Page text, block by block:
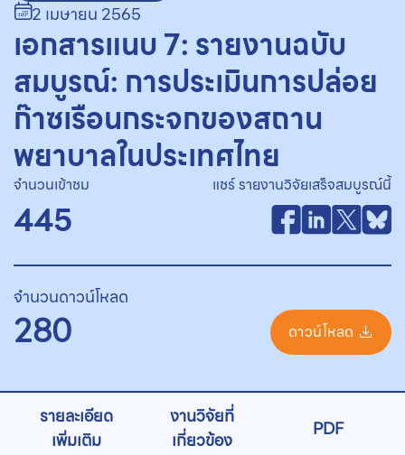
2 เมษายน 2565
เอกสารแนบ 7: รายงานฉบับ
สมบูรณ์: การประเมินการปล่อย
ก๊าซเรือนกระจกของสถาน
พยาบาลในประเทศไทย
จำนวนเข้าชม
445
แชร์ รายงานวิจัยเสร็จสมบูรณ์นี้
จำนวนดาวน์โหลด
280 ดาวน์โหลด
รายละเอียด
เพิ่มเติม
งานวิจัยที่
เกี่ยวข้อง
PDF